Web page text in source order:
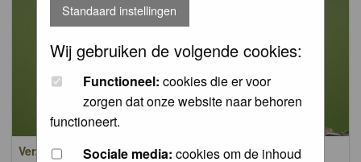
Standaard instellingen
Wij gebruiken de volgende cookies:
Functioneel: cookies die er voor
zorgen dat onze website naar behoren
functioneert.
Sociale media: cookies om de inhoud
Verzamel- en uploadalbum